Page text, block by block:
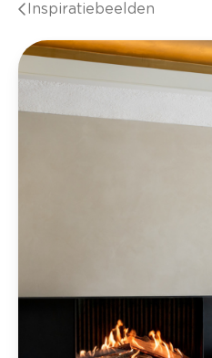
Inspiratiebeelden